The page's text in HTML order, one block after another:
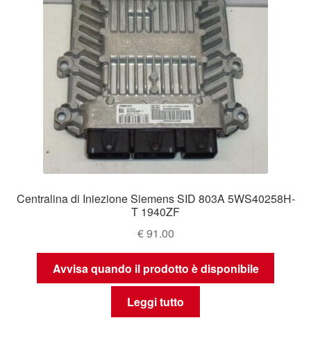
Centralina di Iniezione Siemens SID 803A 5WS40258H-
T 1940ZF
€91.00
Avvisa quando il prodotto è disponibile
Leggi tutto